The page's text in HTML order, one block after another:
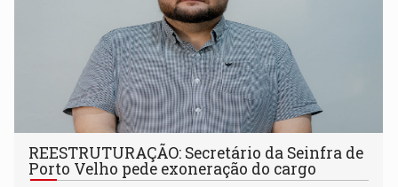
REESTRUTURAÇÃO: Secretário da Seinfra de
Porto Velho pede exoneração do cargo